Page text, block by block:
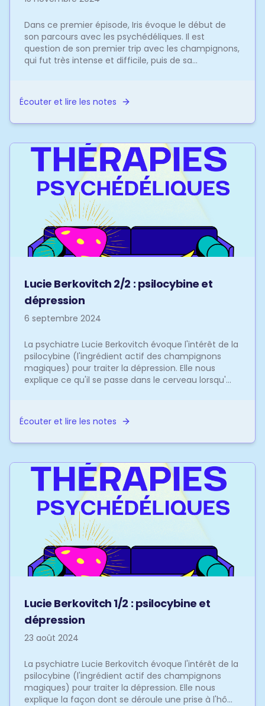
Dans ce premier épisode, Iris évoque le début de
son parcours avec les psychédéliques. Il est
question de son premier trip avec les champignons,
qui fut très intense et difficile, puis de sa
Écouter et lire les notes
Lucie Berkovitch 2/2 : psilocybine et
dépression
6 septembre 2024
La psychiatre Lucie Berkovitch évoque l'intérêt de la
psilocybine (l'ingrédient actif des champignons
magiques) pour traiter la dépression. Elle nous
explique ce qu'il se passe dans le cerveau lorsqu'...
Écouter et lire les notes
Lucie Berkovitch 1/2 : psilocybine et
dépression
23 août 2024
La psychiatre Lucie Berkovitch évoque l'intérêt de la
psilocybine (l'ingrédient actif des champignons
magiques) pour traiter la dépression. Elle nous
explique la façon dont se déroule une prise à l'hô...